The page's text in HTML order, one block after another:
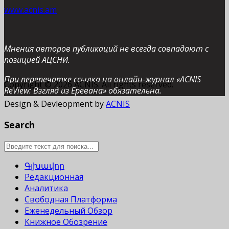
www.acnis.am
Мнения авторов публикаций не всегда совпадают с
позицией АЦСНИ.
При перепечатке ссылка на онлайн-журнал «ACNIS
ReView: Взгляд из Еревана» обязательна.
Copyright © 2026 ACNIS. All rights reserved.
Design & Devleopment byACNIS
Search
Գլխավոր
Редакционная
Аналитика
Свободная Платформа
Еженедельный Обзор
Книжное Обозрение